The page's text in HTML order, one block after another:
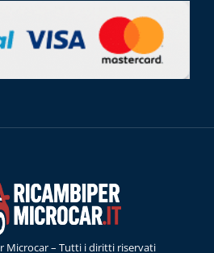
Microcar – Tutti i diritti riservati